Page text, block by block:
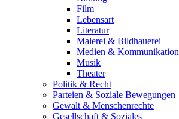
Film
Lebensart
Literatur
Malerei & Bildhauerei
Medien & Kommunikation
Musik
Theater
Politik & Recht
Parteien & Soziale Bewegungen
Gewalt & Menschenrechte
Gesellschaft & Soziales